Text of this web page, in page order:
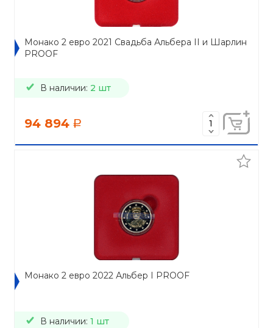
Монако 2 евро 2021 Свадьба Альбера II и Шарлин
PROOF
В наличии: 2 шт
94 894 a
Монако 2 евро 2022 Альбер I PROOF
В наличии: 1 шт